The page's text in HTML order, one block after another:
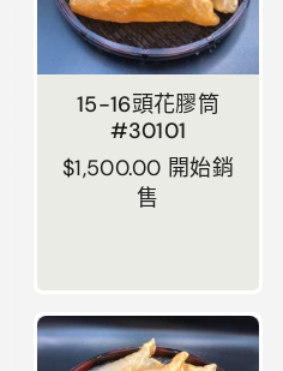
15-16頭花膠筒
#30101
正常價格
$1,500.00 開始銷
售